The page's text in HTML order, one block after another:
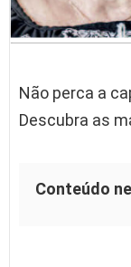
Não perca a
Descubra as
Conteúdo